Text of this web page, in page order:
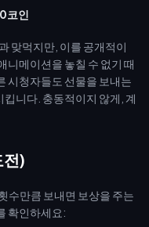
코인
맞먹지만, 이를 공개적이
니메이션을 놓칠 수 없기 때
시청자들도 선물을 보내는
니다. 충동적이지 않게, 계
전)
수만큼 보내면 보상을 주는
확인하세요: